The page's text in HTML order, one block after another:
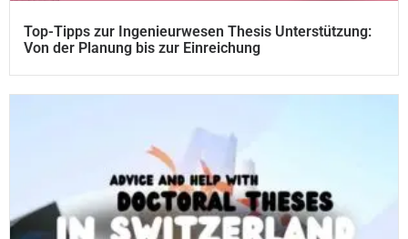
Top-Tipps zur Ingenieurwesen Thesis Unterstützung:
Von der Planung bis zur Einreichung